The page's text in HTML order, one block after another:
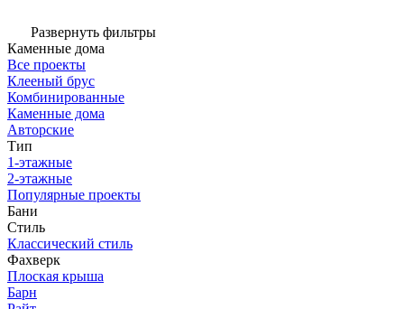
Развернуть фильтры
Каменные дома
Все проекты
Клееный брус
Комбинированные
Каменные дома
Авторские
Тип
1-этажные
2-этажные
Популярные проекты
Бани
Стиль
Классический стиль
Фахверк
Плоская крыша
Барн